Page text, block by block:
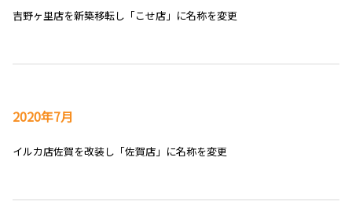
吉野ヶ里店を新築移転し「こせ店」に名称を変更
2020年7月
イルカ店佐賀を改装し「佐賀店」に名称を変更